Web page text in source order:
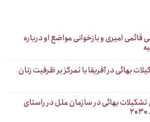
امیری و بازخوانی مواضع او درباره
بهائی در آفریقا با تمرکز بر ظرفیت زنان
بهائی در سازمان ملل در راستای